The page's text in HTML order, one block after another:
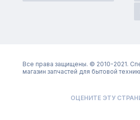
Все права защищены. © 2010-2021.
магазин запчастей для бытовой
ОЦЕНИТЕ ЭТУ